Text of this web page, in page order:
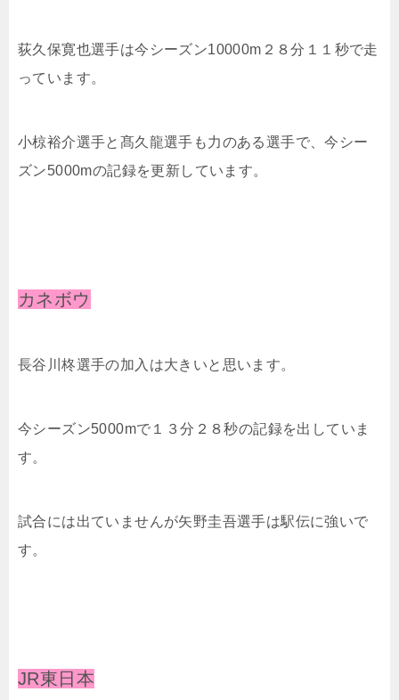
荻久保寛也選手は今シーズン10000m２８分１１秒で走
っています。
小椋裕介選手と髙久龍選手も力のある選手で、今シー
ズン5000mの記録を更新しています。
カネボウ
⻑⾕川柊選手の加入は大きいと思います。
今シーズン5000mで１３分２８秒の記録を出していま
す。
試合には出ていませんが⽮野圭吾選手は駅伝に強いで
す。
JR東日本